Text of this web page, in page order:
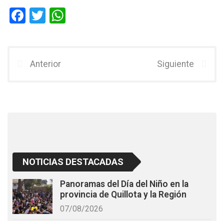
F
b
T
er
Anterior Siguiente
NOTICIAS DESTACADAS
Panoramas del Día del Niño en la
provincia de Quillota y la Región
07/08/2026